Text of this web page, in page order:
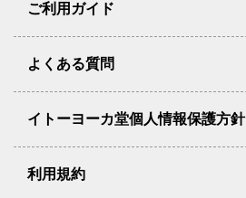
ご利用ガイド
よくある質問
イトーヨーカ堂個人情報保護方針
利用規約